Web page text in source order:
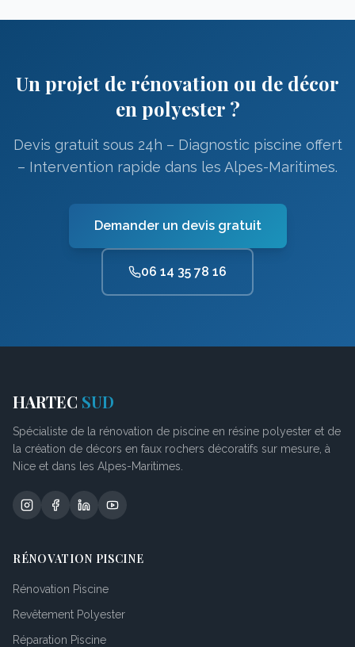
Un projet de rénovation ou de décor
en polyester ?
Devis gratuit sous 24h – Diagnostic piscine offert
– Intervention rapide dans les Alpes-Maritimes.
Demander un devis gratuit
06 14 35 78 16
HARTEC SUD
Spécialiste de la rénovation de piscine en résine polyester et de
la création de décors en faux rochers décoratifs sur mesure, à
Nice et dans les Alpes-Maritimes.
RÉNOVATION PISCINE
Rénovation Piscine
Revêtement Polyester
Réparation Piscine